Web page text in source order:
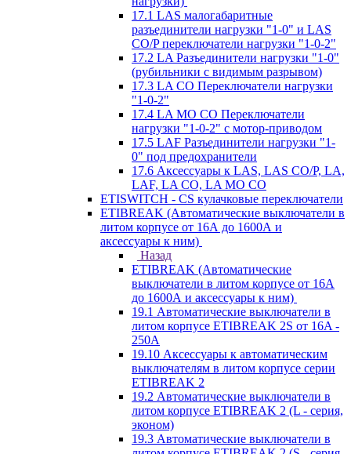
17.1 LAS малогабаритные
разъединители нагрузки "1-0" и LAS
CO/P переключатели нагрузки "1-0-2"
17.2 LA Разъединители нагрузки "1-0"
(рубильники с видимым разрывом)
17.3 LA CO Переключатели нагрузки
"1-0-2"
17.4 LA MO CO Переключатели
нагрузки "1-0-2" с мотор-приводом
17.5 LAF Разъединители нагрузки "1-
0" под предохранители
17.6 Аксессуары к LAS, LAS CO/P, LA,
LAF, LA CO, LA MO CO
ETISWITCH - CS кулачковые переключатели
ETIBREAK (Автоматические выключатели в
литом корпусе от 16А до 1600А и
аксессуары к ним)
Назад
ETIBREAK (Автоматические
выключатели в литом корпусе от 16А
до 1600А и аксессуары к ним)
19.1 Автоматические выключатели в
литом корпусе ETIBREAK 2S от 16A -
250A
19.10 Аксессуары к автоматическим
выключателям в литом корпусе серии
ETIBREAK 2
19.2 Автоматические выключатели в
литом корпусе ETIBREAK 2 (L - серия,
эконом)
19.3 Автоматические выключатели в